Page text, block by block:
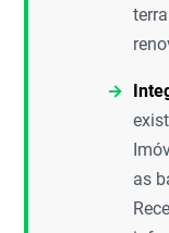
as